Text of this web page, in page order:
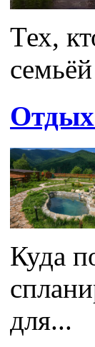
Тех,
Куда
для...